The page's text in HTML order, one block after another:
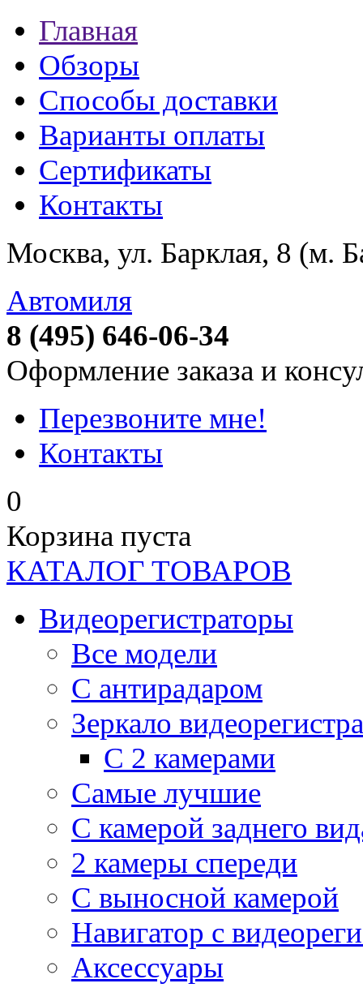
Главная
Обзоры
Способы доставки
Варианты оплаты
Сертификаты
Контакты
Москва, ул. Барклая, 8 (м.
Автомиля
8 (495) 646-06-34
Оформление заказа и
Перезвоните мне!
Контакты
0
Корзина пуста
КАТАЛОГ ТОВАРОВ
Видеорегистраторы
Все модели
C антирадаром
Зеркало
С 2 камерами
Самые лучшие
С камерой заднего
2 камеры спереди
С выносной камерой
Навигатор с
Аксессуары